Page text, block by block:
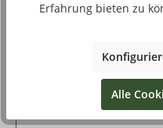
Produktnummer452251-
Erfahrung bieten zu
Alle